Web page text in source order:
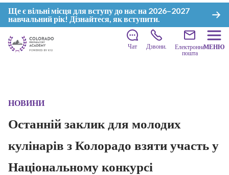
Ще є вільні місця для вступу до нас на 2026–2027
навчальний рік! Дізнайтеся, як вступити.
Чат Дзвони.
Електронна
пошта
МЕНЮ
НОВИНИ
Останній заклик для молодих
кулінарів з Колорадо взяти участь у
Національному конкурсі